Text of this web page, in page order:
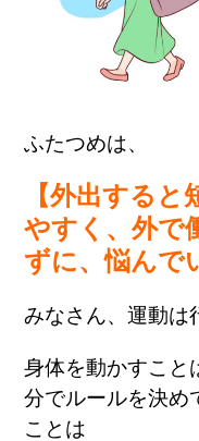
ふたつめは、
【外出する
やすく、外で
ずに、悩んで
みなさん、運動は
身体を動かすこと
分でルールを決め
ことは